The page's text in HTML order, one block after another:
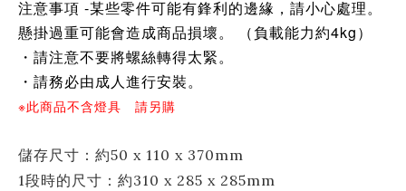
注意事項 -某些零件可能有鋒利的邊緣，請小心處理。
懸掛過重可能會造成商品損壞。 （負載能力約4kg）
・請注意不要將螺絲轉得太緊。
・請務必由成人進行安裝。
※此商品不含燈具 請另購
儲存尺寸：約50 x 110 x 370mm
1段時的尺寸：約310 x 285 x 285mm